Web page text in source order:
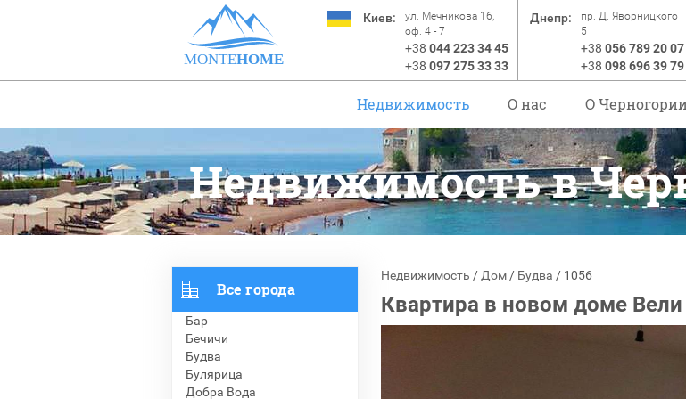
MONTEHOME
Киев:
ул. Мечникова 16,
оф. 4 - 7
+38 044 223 34 45
+38 097 275 33 33
Днепр:
пр. Д. Яворницкого
5
+38 056 789 20 07
+38 098 696 39 79
Недвижимость О нас O
Недвижимость в
Все города
Бар
Бечичи
Будва
Булярица
Добра Вода
Недвижимость / Дом / Будва / 1056
Квартира в новом доме